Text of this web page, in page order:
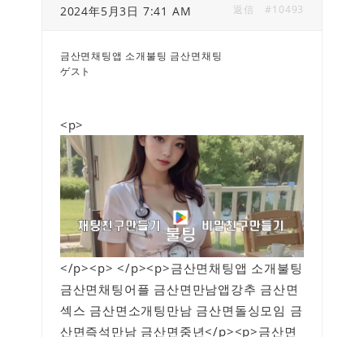
2024年5月3日 7:41 AM #10493
返信
금산면채팅앱 소개불팅 금산면채팅
ゲスト
<p>
</p><p> </p><p>금산면채팅앱 소개불팅
금산면채팅어플 금산면만남앱강추 금산면
섹스 금산면소개팅만남 금산면돌싱모임 금
산면즉석만남 금산면중년</p><p>금산면